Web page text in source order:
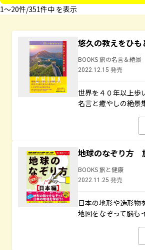
1〜20件/351件中 を表示
悠久の教えをひも
BOOKS 旅の名言＆絶景
2022.12.15 発売
世界を４０年以上歩
名言と癒やしの絶景
地球のなぞり方
BOOKS 旅と健康
2022.11.25 発売
日本の地形や造形物
地図をなぞって脳も